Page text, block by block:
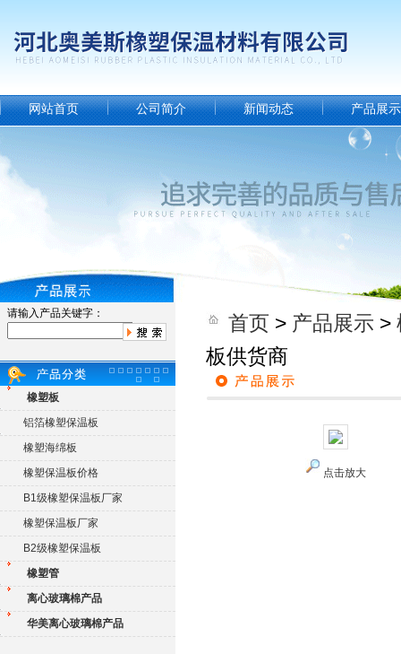
网站首页 公司简介 新闻动态 产品展示
请输入产品关键字：
橡塑板
铝箔橡塑保温板
橡塑海绵板
橡塑保温板价格
B1级橡塑保温板厂家
橡塑保温板厂家
B2级橡塑保温板
橡塑管
离心玻璃棉产品
华美离心玻璃棉产品
首页 > 产品展示 >
板供货商
点击放大